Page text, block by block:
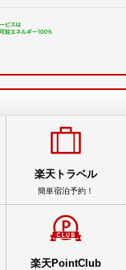
楽天トラベル
簡単宿泊予約！
楽天PointClub